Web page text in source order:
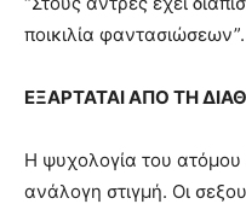
ποικιλία φαντασιώσεων”.
ΕΞΑΡΤΑΤΑΙ ΑΠΟ ΤΗ
Η ψυχολογία του ατόμου
ανάλογη στιγμή. Οι